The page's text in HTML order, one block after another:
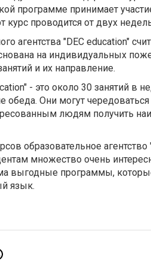
программе принимает
курс проводится от двух
агентства "DEC education"
на индивидуальных
и их направление.
- это около 30 занятий в
обеда. Они могут
людям получить
образовательное агентство
множество очень
выгодные программы,
язык.